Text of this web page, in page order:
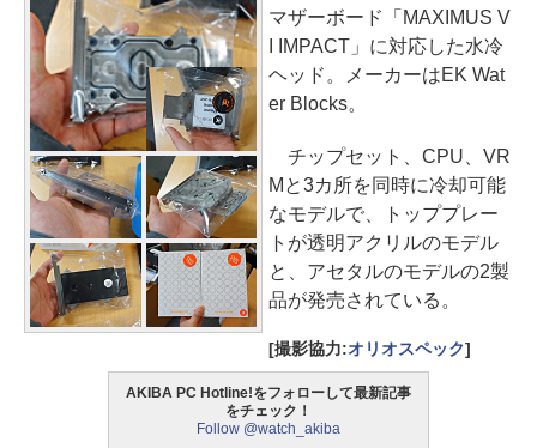
マザーボード「MAXIMUS V
I IMPACT」に対応した水冷
ヘッド。メーカーはEK Wat
er Blocks。
チップセット、CPU、VR
Mと3カ所を同時に冷却可能
なモデルで、トッププレー
トが透明アクリルのモデル
と、アセタルのモデルの2製
品が発売されている。
[撮影協力:オリオスペック]
AKIBA PC Hotline!をフォローして最新記事
をチェック！
Follow @watch_akiba